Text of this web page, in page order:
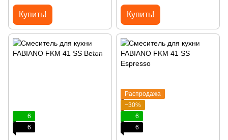
Купить! Купить!
6
6
Распродажа
−30%
6
6